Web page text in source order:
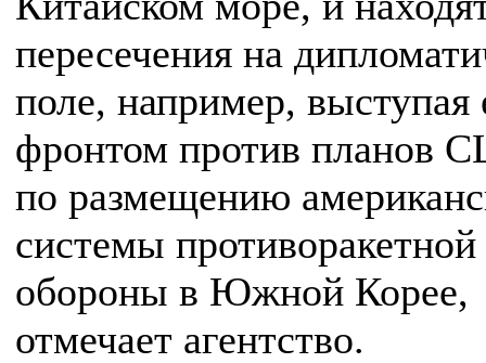
пересечения на
поле, например,
фронтом против планов
по размещению
системы противоракетной
обороны в Южной Корее,
отмечает агентство.